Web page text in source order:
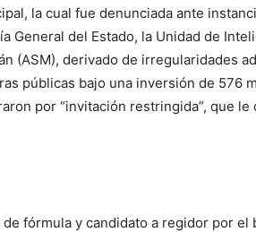
la cual fue denunciada ante
General del Estado, la Unidad de
(ASM), derivado de irregularidades
públicas bajo una inversión de 576
por “invitación restringida”, que le
fórmula y candidato a regidor por